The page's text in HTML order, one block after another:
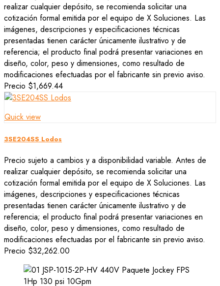
realizar cualquier depósito, se recomienda solicitar una
cotización formal emitida por el equipo de X Soluciones. Las
imágenes, descripciones y especificaciones técnicas
presentadas tienen carácter únicamente ilustrativo y de
referencia; el producto final podrá presentar variaciones en
diseño, color, peso y dimensiones, como resultado de
modificaciones efectuadas por el fabricante sin previo aviso.
Precio $1,669.44
Quick view
3SE204SS Lodos
Precio sujeto a cambios y a disponibilidad variable. Antes de
realizar cualquier depósito, se recomienda solicitar una
cotización formal emitida por el equipo de X Soluciones. Las
imágenes, descripciones y especificaciones técnicas
presentadas tienen carácter únicamente ilustrativo y de
referencia; el producto final podrá presentar variaciones en
diseño, color, peso y dimensiones, como resultado de
modificaciones efectuadas por el fabricante sin previo aviso.
Precio $32,262.00